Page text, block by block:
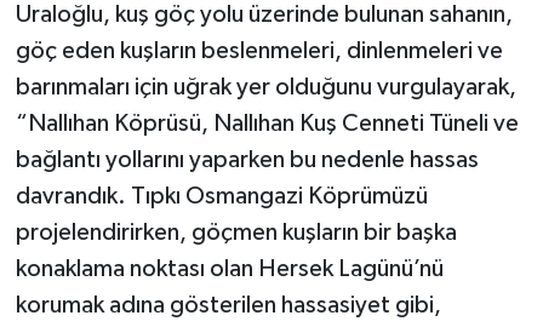
Uraloğlu, kuş göç yolu üzerinde bulunan sahanın,
göç eden kuşların beslenmeleri, dinlenmeleri ve
barınmaları için uğrak yer olduğunu vurgulayarak,
“Nallıhan Köprüsü, Nallıhan Kuş Cenneti Tüneli ve
bağlantı yollarını yaparken bu nedenle hassas
davrandık. Tıpkı Osmangazi Köprümüzü
projelendirirken, göçmen kuşların bir başka
konaklama noktası olan Hersek Lagünü’nü
korumak adına gösterilen hassasiyet gibi,